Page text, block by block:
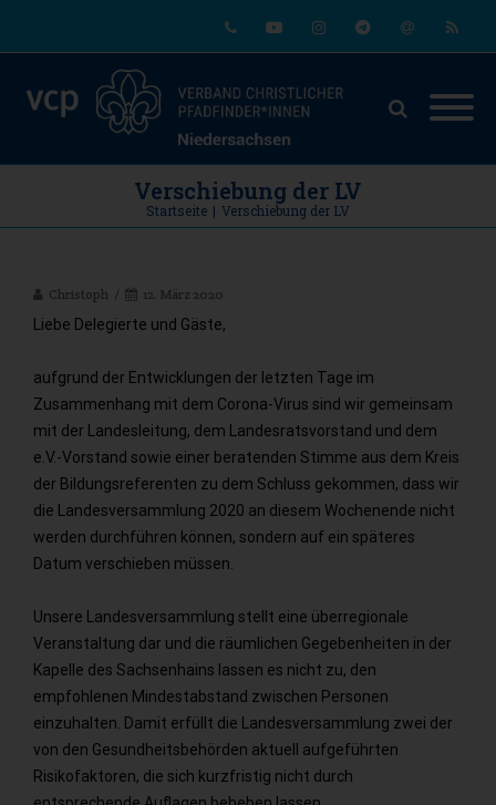
Verschiebung der LV
Startseite | Verschiebung der LV
Christoph 12. März 2020
Liebe Delegierte und Gäste,
aufgrund der Entwicklungen der letzten Tage im
Zusammenhang mit dem Corona-Virus sind wir gemeinsam
mit der Landesleitung, dem Landesratsvorstand und dem
e.V.-Vorstand sowie einer beratenden Stimme aus dem Kreis
der Bildungsreferenten zu dem Schluss gekommen, dass wir
die Landesversammlung 2020 an diesem Wochenende nicht
werden durchführen können, sondern auf ein späteres
Datum verschieben müssen.
Unsere Landesversammlung stellt eine überregionale
Veranstaltung dar und die räumlichen Gegebenheiten in der
Kapelle des Sachsenhains lassen es nicht zu, den
empfohlenen Mindestabstand zwischen Personen
einzuhalten. Damit erfüllt die Landesversammlung zwei der
von den Gesundheitsbehörden aktuell aufgeführten
Risikofaktoren, die sich kurzfristig nicht durch